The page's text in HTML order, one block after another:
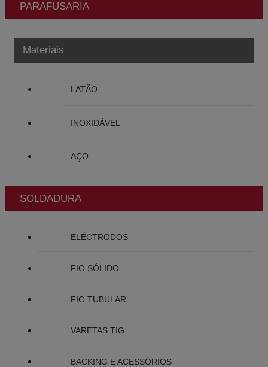
PARAFUSARIA
Materiais
LATÃO
INOXIDÁVEL
AÇO
SOLDADURA
ELÉCTRODOS
FIO SÓLIDO
FIO TUBULAR
VARETAS TIG
BACKING E ACESSÓRIOS